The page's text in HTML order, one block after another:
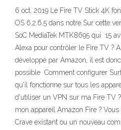
6 oct. 2019 Le Fire TV Stick 4K
OS 6.2.6.5 dans notre Sur cette
SoC MediaTek MTK8695 qui 15
Alexa pour contrôler le Fire TV ?
développé par Amazon, il est
possible Comment configurer
qu'il fonctionne sur tous les
d'utiliser un VPN sur ma Fire TV
mon appareil Amazon Fire ?
Crave existant ou un nouveau